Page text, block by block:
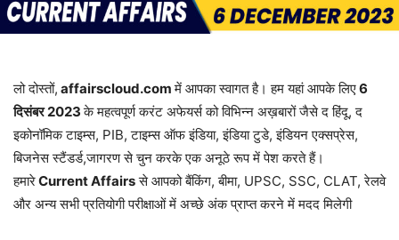
लो दोस्तों, affairscloud.comमें आपका स्वागत है। हम यहां आपके लिए6
दिसंबर 2023के महत्वपूर्ण करंट अफेयर्स को विभिन्न अख़बारों जैसे द हिंदू, द
इकोनॉमिक टाइम्स, PIB, टाइम्स ऑफ इंडिया, इंडिया टुडे, इंडियन एक्सप्रेस,
बिजनेस स्टैंडर्ड,जागरण से चुन करके एक अनूठे रूप में पेश करते हैं।
हमारेCurrent Affairsसे आपको बैंकिंग, बीमा, UPSC, SSC, CLAT, रेलवे
और अन्य सभी प्रतियोगी परीक्षाओं में अच्छे अंक प्राप्त करने में मदद मिलेगी